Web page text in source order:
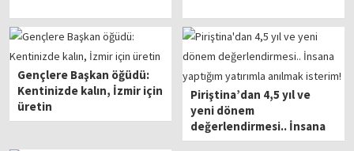
Gençlere Başkan öğüdü:
Kentinizde kalın, İzmir için
üretin
Piriştina’dan 4,5 yıl ve
yeni dönem
değerlendirmesi.. İnsana
yaptığım yatırımla anılmak